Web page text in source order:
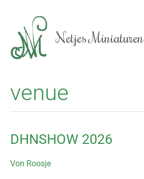
springen
Netjes Miniaturen
venue
DHNSHOW 2026
Von Roosje
DHNSHOW